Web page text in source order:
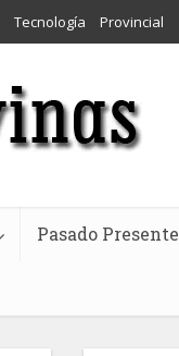
Tecnología Provincial
Pasado Presente